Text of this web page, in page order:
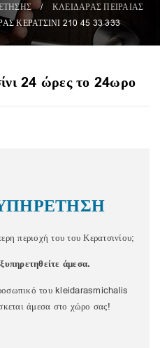
/
ΚΛΕΙΔΑΡΑΣ ΠΕΙΡΑΙΑΣ
ΚΕΡΑΤΣΙΝΙ 210 45 33 333
24 ώρες το 24ωρο
περιοχή του του Κερατσινίου;
άμεσα.
του kleidarasmichalis
άμεσα στο χώρο σας!